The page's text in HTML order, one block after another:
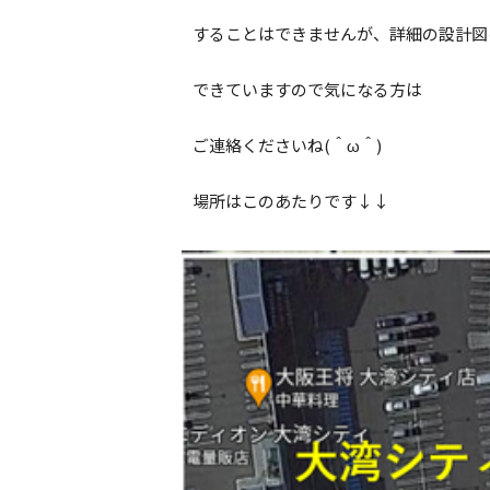
することはできませんが、詳細の設計
できていますので気になる方は
ご連絡くださいね(＾ω＾)
場所はこのあたりです↓↓